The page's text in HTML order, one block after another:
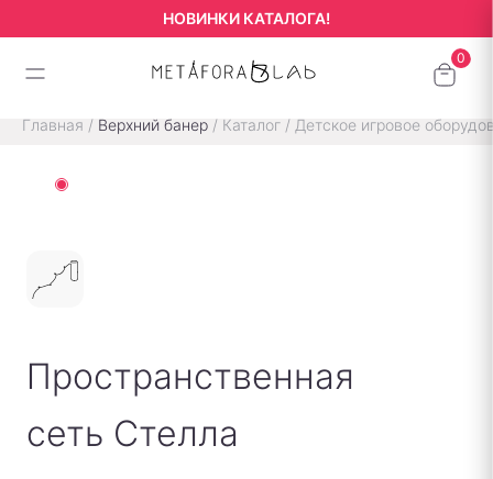
НОВИНКИ КАТАЛОГА!
Главная / Верхний банер / Каталог / Детское игровое
Пространственная
сеть Стелла